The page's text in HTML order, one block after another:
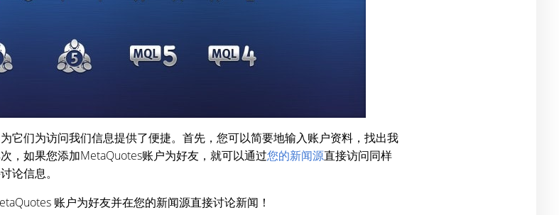
它们为访问我们信息提供了便捷。首先，您可以简要地输入账户资料，找出我
，如果您添加MetaQuotes账户为好友，就可以通过您的新闻源直接访问同样
论信息。
账户为好友并在您的新闻源直接讨论新闻！